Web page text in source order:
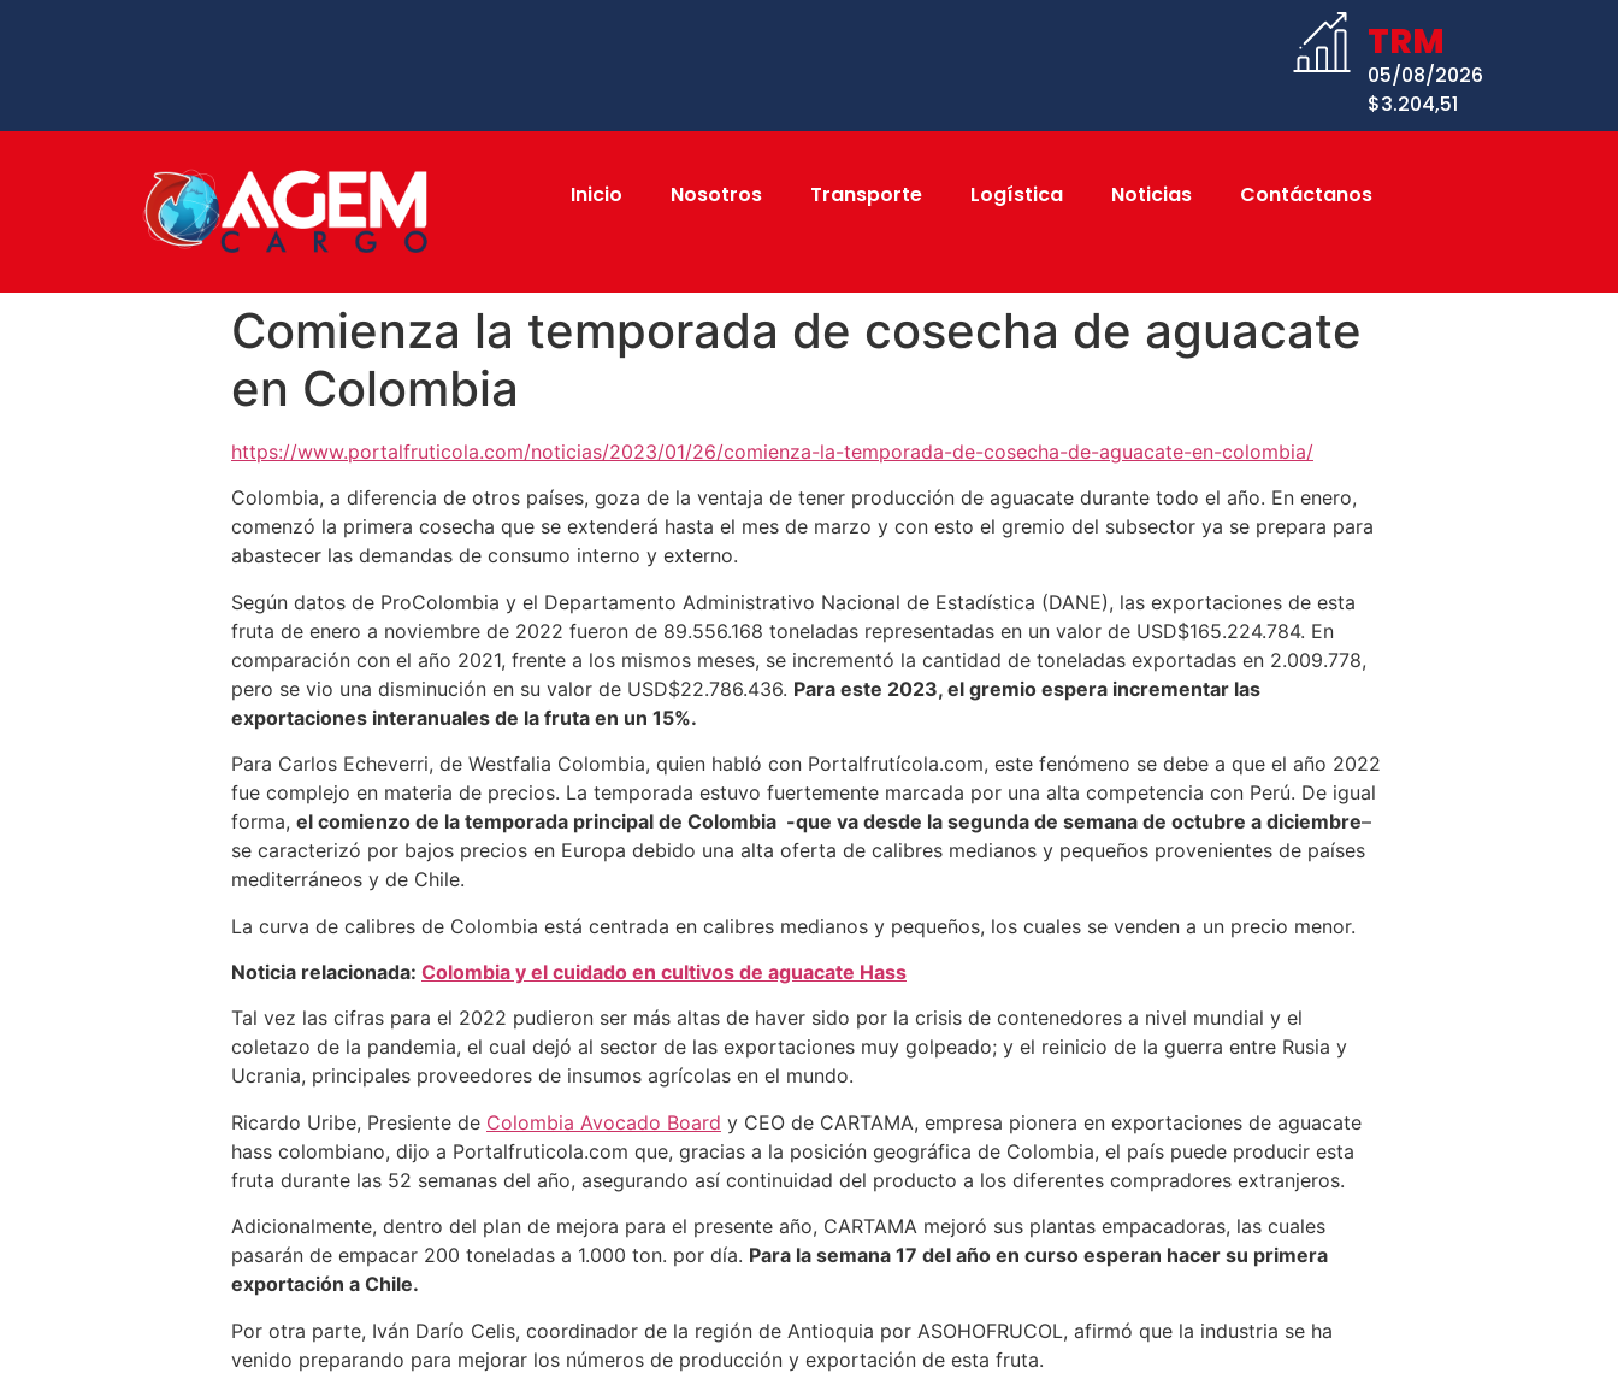
TRM
05/08/2026
$3.204,51
Inicio Nosotros Transporte Logística Noticias Contáctanos
Comienza la temporada de cosecha de aguacate
en Colombia
https://www.portalfruticola.com/noticias/2023/01/26/comienza-la-temporada-de-cosecha-de-aguacate-en-colombia/
Colombia, a diferencia de otros países, goza de la ventaja de tener producción de aguacate durante todo el año. En enero,
comenzó la primera cosecha que se extenderá hasta el mes de marzo y con esto el gremio del subsector ya se prepara para
abastecer las demandas de consumo interno y externo.
Según datos de ProColombia y el Departamento Administrativo Nacional de Estadística (DANE), las exportaciones de esta
fruta de enero a noviembre de 2022 fueron de 89.556.168 toneladas representadas en un valor de USD$165.224.784. En
comparación con el año 2021, frente a los mismos meses, se incrementó la cantidad de toneladas exportadas en 2.009.778,
pero se vio una disminución en su valor de USD$22.786.436. Para este 2023, el gremio espera incrementar las
exportaciones interanuales de la fruta en un 15%.
Para Carlos Echeverri, de Westfalia Colombia, quien habló con Portalfrutícola.com, este fenómeno se debe a que el año 2022
fue complejo en materia de precios. La temporada estuvo fuertemente marcada por una alta competencia con Perú. De igual
forma, el comienzo de la temporada principal de Colombia -que va desde la segunda de semana de octubre a diciembre–
se caracterizó por bajos precios en Europa debido una alta oferta de calibres medianos y pequeños provenientes de países
mediterráneos y de Chile.
La curva de calibres de Colombia está centrada en calibres medianos y pequeños, los cuales se venden a un precio menor.
Noticia relacionada: Colombia y el cuidado en cultivos de aguacate Hass
Tal vez las cifras para el 2022 pudieron ser más altas de haver sido por la crisis de contenedores a nivel mundial y el
coletazo de la pandemia, el cual dejó al sector de las exportaciones muy golpeado; y el reinicio de la guerra entre Rusia y
Ucrania, principales proveedores de insumos agrícolas en el mundo.
Ricardo Uribe, Presiente de Colombia Avocado Board y CEO de CARTAMA, empresa pionera en exportaciones de aguacate
hass colombiano, dijo a Portalfruticola.com que, gracias a la posición geográfica de Colombia, el país puede producir esta
fruta durante las 52 semanas del año, asegurando así continuidad del producto a los diferentes compradores extranjeros.
Adicionalmente, dentro del plan de mejora para el presente año, CARTAMA mejoró sus plantas empacadoras, las cuales
pasarán de empacar 200 toneladas a 1.000 ton. por día. Para la semana 17 del año en curso esperan hacer su primera
exportación a Chile.
Por otra parte, Iván Darío Celis, coordinador de la región de Antioquia por ASOHOFRUCOL, afirmó que la industria se ha
venido preparando para mejorar los números de producción y exportación de esta fruta.